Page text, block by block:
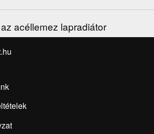
acéllemez lapradiátor